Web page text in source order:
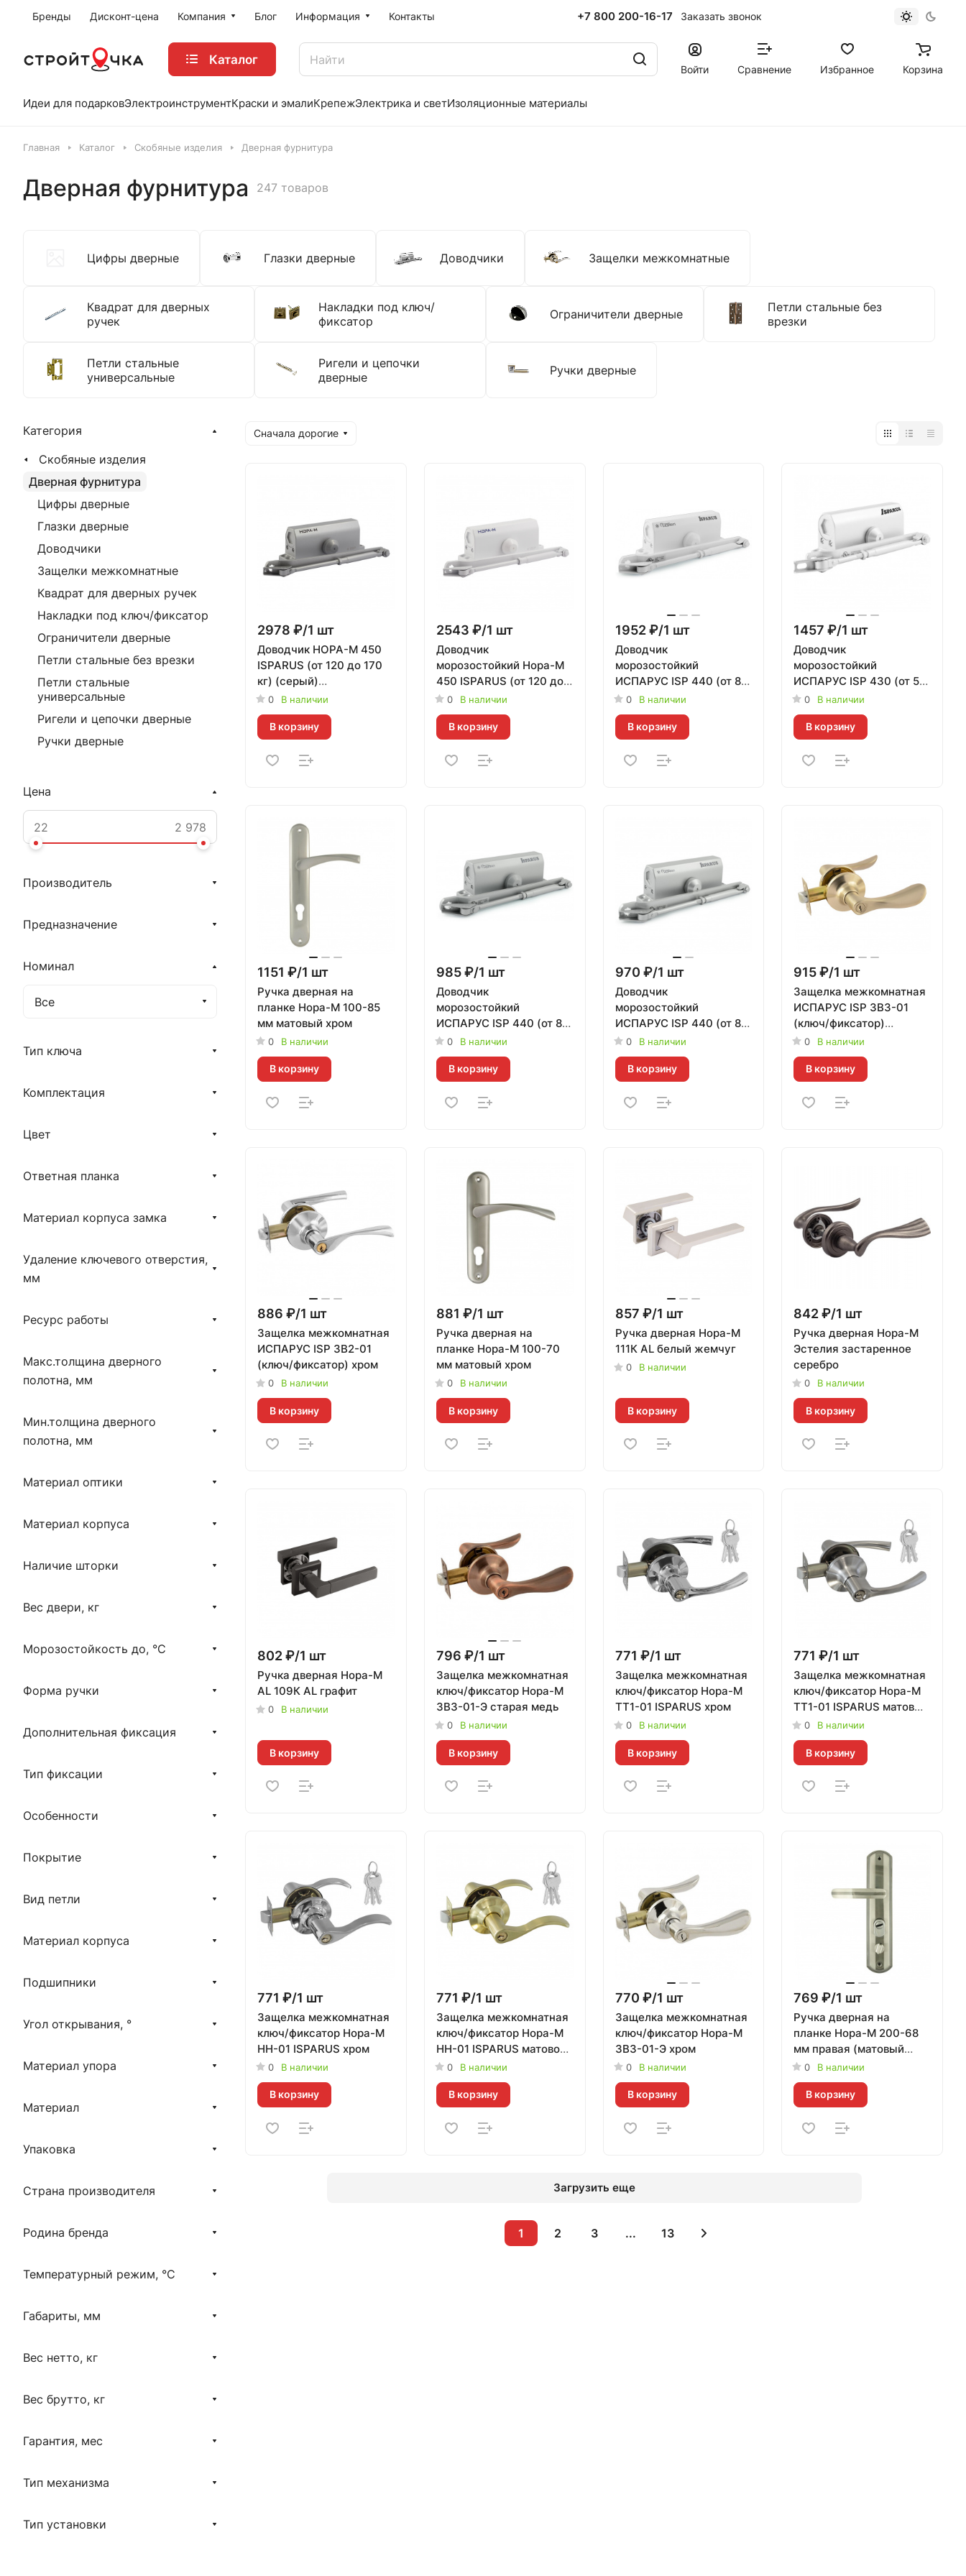
Бренды Дисконт-цена Компания Блог Информация Контакты +7 800 200-16-17 Заказать звонок
Каталог
Войти Сравнение Избранное Корзина
Идеи для подарковЭлектроинструментКраски и эмалиКрепежЭлектрика и светИзоляционные материалы
Главная Каталог Скобяные изделия Дверная фурнитура
Дверная фурнитура 247 товаров
Цифры дверные Глазки дверные Доводчики Защелки межкомнатные
Квадрат для дверных
ручек
Накладки под ключ/
фиксатор
Ограничители дверные
Петли стальные без
врезки
Петли стальные
универсальные
Ригели и цепочки
дверные
Ручки дверные
Сначала дорогие
2978 ₽/1 шт
Доводчик НОРА-М 450
ISPARUS (от 120 до 170
кг) (серый)
морозостойкий
0 В наличии
В корзину
2543 ₽/1 шт
Доводчик
морозостойкий Нора-М
450 ISPARUS (от 120 до
170кг) белый
0 В наличии
В корзину
1952 ₽/1 шт
Доводчик
морозостойкий
ИСПАРУС ISP 440 (от 80
до 140 кг) белый
0 В наличии
В корзину
1457 ₽/1 шт
Доводчик
морозостойкий
ИСПАРУС ISP 430 (от 50
до 110 кг) серый
0 В наличии
В корзину
1151 ₽/1 шт
Ручка дверная на
планке Нора-М 100-85
мм матовый хром
0 В наличии
В корзину
985 ₽/1 шт
Доводчик
морозостойкий
ИСПАРУС ISP 440 (от 80
до 140 кг) серый
0 В наличии
В корзину
970 ₽/1 шт
Доводчик
морозостойкий
ИСПАРУС ISP 440 (от 80
до 140 кг) серебро
0 В наличии
В корзину
915 ₽/1 шт
Защелка межкомнатная
ИСПАРУС ISP ЗВ3-01
(ключ/фиксатор)
матовый никель
0 В наличии
В корзину
886 ₽/1 шт
Защелка межкомнатная
ИСПАРУС ISP ЗВ2-01
(ключ/фиксатор) хром
0 В наличии
В корзину
881 ₽/1 шт
Ручка дверная на
планке Нора-М 100-70
мм матовый хром
0 В наличии
В корзину
857 ₽/1 шт
Ручка дверная Нора-М
111К AL белый жемчуг
0 В наличии
В корзину
842 ₽/1 шт
Ручка дверная Нора-М
Эстелия застаренное
серебро
0 В наличии
В корзину
802 ₽/1 шт
Ручка дверная Нора-М
AL 109К AL графит
0 В наличии
В корзину
796 ₽/1 шт
Защелка межкомнатная
ключ/фиксатор Нора-М
ЗВ3-01-Э старая медь
0 В наличии
В корзину
771 ₽/1 шт
Защелка межкомнатная
ключ/фиксатор Нора-М
ТТ1-01 ISPARUS хром
0 В наличии
В корзину
771 ₽/1 шт
Защелка межкомнатная
ключ/фиксатор Нора-М
ТТ1-01 ISPARUS матовый
никель
0 В наличии
В корзину
771 ₽/1 шт
Защелка межкомнатная
ключ/фиксатор Нора-М
НН-01 ISPARUS хром
0 В наличии
В корзину
771 ₽/1 шт
Защелка межкомнатная
ключ/фиксатор Нора-М
НН-01 ISPARUS матовое
золото
0 В наличии
В корзину
770 ₽/1 шт
Защелка межкомнатная
ключ/фиксатор Нора-М
ЗВ3-01-Э хром
0 В наличии
В корзину
769 ₽/1 шт
Ручка дверная на
планке Нора-М 200-68
мм правая (матовый
хром + черный никель)
0 В наличии
В корзину
Загрузить еще
1 2 3 ... 13
Категория
Скобяные изделия
Дверная фурнитура
Цифры дверные
Глазки дверные
Доводчики
Защелки межкомнатные
Квадрат для дверных ручек
Накладки под ключ/фиксатор
Ограничители дверные
Петли стальные без врезки
Петли стальные
универсальные
Ригели и цепочки дверные
Ручки дверные
Цена
Производитель
Предназначение
Номинал
Все
Тип ключа
Комплектация
Цвет
Ответная планка
Материал корпуса замка
Удаление ключевого отверстия,
мм
Ресурс работы
Макс.толщина дверного
полотна, мм
Мин.толщина дверного
полотна, мм
Материал оптики
Материал корпуса
Наличие шторки
Вес двери, кг
Морозостойкость до, °С
Форма ручки
Дополнительная фиксация
Тип фиксации
Особенности
Покрытие
Вид петли
Материал корпуса
Подшипники
Угол открывания, °
Материал упора
Материал
Упаковка
Страна производителя
Родина бренда
Температурный режим, °С
Габариты, мм
Вес нетто, кг
Вес брутто, кг
Гарантия, мес
Тип механизма
Тип установки